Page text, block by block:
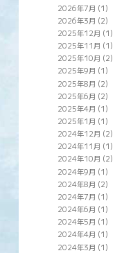
2026年7月 (1)
2026年3月 (2)
2025年12月 (1)
2025年11月 (1)
2025年10月 (2)
2025年9月 (1)
2025年8月 (2)
2025年6月 (2)
2025年4月 (1)
2025年1月 (1)
2024年12月 (2)
2024年11月 (1)
2024年10月 (2)
2024年9月 (1)
2024年8月 (2)
2024年7月 (1)
2024年6月 (1)
2024年5月 (1)
2024年4月 (1)
2024年3月 (1)